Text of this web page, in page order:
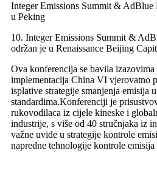
Integer Emissions Summit &
u Peking
10. Integer Emissions Summit &
održan je u Renaissance Beijing
Ova konferencija se bavila
implementacija China VI vjerovatno
isplative strategije smanjenja emisija
standardima.Konferenciji je
rukovodilaca iz cijele kineske i
industrije, s više od 40 stručnjaka iz
važne uvide u strategije kontrole
napredne tehnologije kontrole emisija